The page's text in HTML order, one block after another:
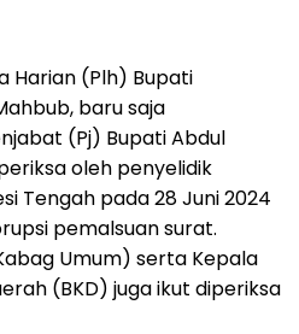
Harian (Plh) Bupati
baru saja
(Pj) Bupati Abdul
oleh penyelidik
Tengah pada 28 Juni 2024
pemalsuan surat.
Umum) serta Kepala
(BKD) juga ikut diperiksa